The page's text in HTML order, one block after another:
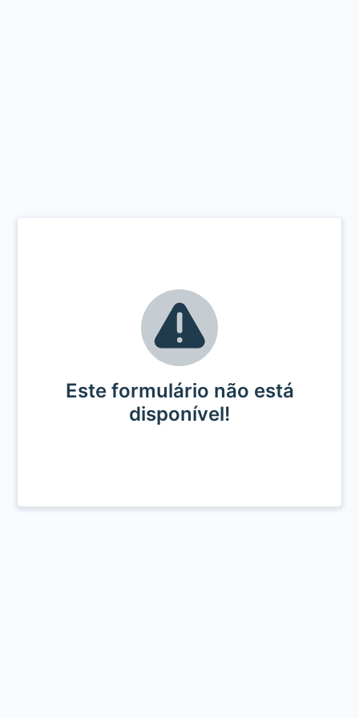
Este formulário não está
disponível!